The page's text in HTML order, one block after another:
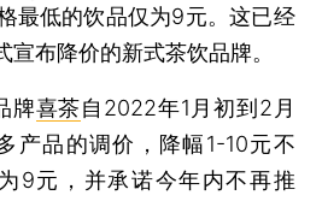
最低的饮品仅为9元。这已经
布降价的新式茶饮品牌。
牌喜茶自2022年1月初到2月
产品的调价，降幅1-10元不
9元，并承诺今年内不再推